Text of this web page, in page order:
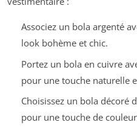
Associez un bola argenté
look bohème et chic.
Portez un bola en cuivre
pour une touche naturelle
Choisissez un bola décoré
pour une touche de couleur